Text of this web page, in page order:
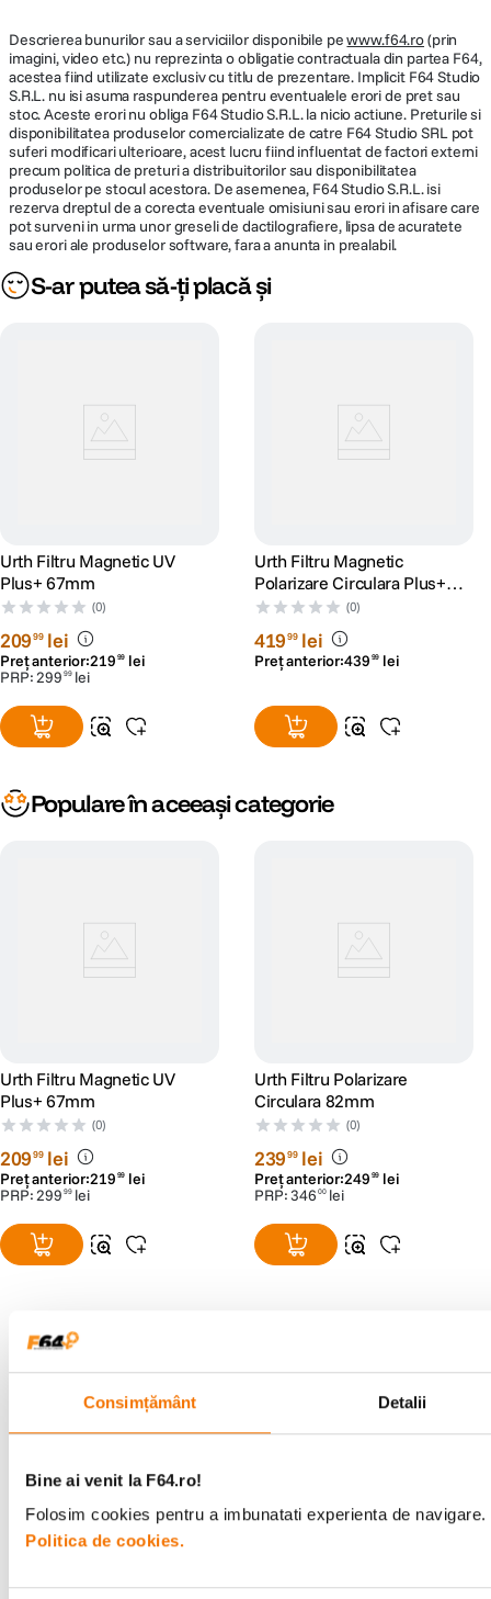
Consimțământ Detalii
Bine ai venit la F64.ro!
Folosim cookies pentru a imbunatati experienta de
Politica de cookies.
Descrierea bunurilor sau a serviciilor disponibile pewww.f64.ro(prin
imagini, video etc.) nu reprezinta o obligatie contractuala din partea F64,
acestea fiind utilizate exclusiv cu titlu de prezentare. Implicit F64 Studio
S.R.L. nu isi asuma raspunderea pentru eventualele erori de pret sau
stoc. Aceste erori nu obliga F64 Studio S.R.L. la nicio actiune. Preturile si
disponibilitatea produselor comercializate de catre F64 Studio SRL pot
suferi modificari ulterioare, acest lucru fiind influentat de factori externi
precum politica de preturi a distribuitorilor sau disponibilitatea
produselor pe stocul acestora. De asemenea, F64 Studio S.R.L. isi
rezerva dreptul de a corecta eventuale omisiuni sau erori in afisare care
pot surveni in urma unor greseli de dactilografiere, lipsa de acuratete
sau erori ale produselor software, fara a anunta in prealabil.
S-ar putea să-ți placă și
Urth Filtru Magnetic UV
Plus+ 67mm
(0)
20999 lei
Preț anterior:219 99 lei
PRP:299 99 lei
Urth Filtru Magnetic
Polarizare Circulara Plus+
82mm
(0)
41999 lei
Preț anterior:439 99 lei
Populare în aceeași categorie
Urth Filtru Magnetic UV
Plus+ 67mm
(0)
20999 lei
Preț anterior:219 99 lei
PRP:299 99 lei
Urth Filtru Polarizare
Circulara 82mm
(0)
23999 lei
Preț anterior:249 99 lei
PRP:346 00 lei
Alatura-te comunitatii creatorilor
Descopera inspiratie, recomandari utile,
ghiduri foto-video si oferte pregatite special